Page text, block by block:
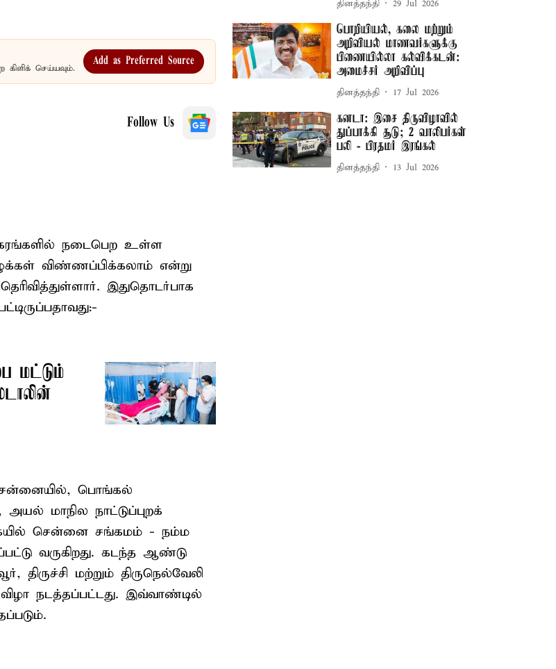
செய்யவும்.
Add as Preferred Source
Follow Us
நடைபெற உள்ள
விண்ணப்பிக்கலாம் என்று
இதுதொடர்பாக
மட்டும்
பொங்கல்
அயல் மாநில நாட்டுப்புறக்
சென்னை சங்கமம் - நம்ம
வருகிறது. கடந்த ஆண்டு
திருச்சி மற்றும் திருநெல்வேலி
நடத்தப்பட்டது. இவ்வாண்டில்
தினத்தந்தி 29 Jul 2026
பொறியியல், கலை மற்றும்
அறிவியல் மாணவர்களுக்கு
பிணையில்லா கல்விக்கடன்:
அமைச்சர் அறிவிப்பு
தினத்தந்தி 17 Jul 2026
கனடா: இசை திருவிழாவில்
துப்பாக்கி சூடு; 2 வாலிபர்கள்
பலி - பிரதமர் இரங்கல்
தினத்தந்தி 13 Jul 2026